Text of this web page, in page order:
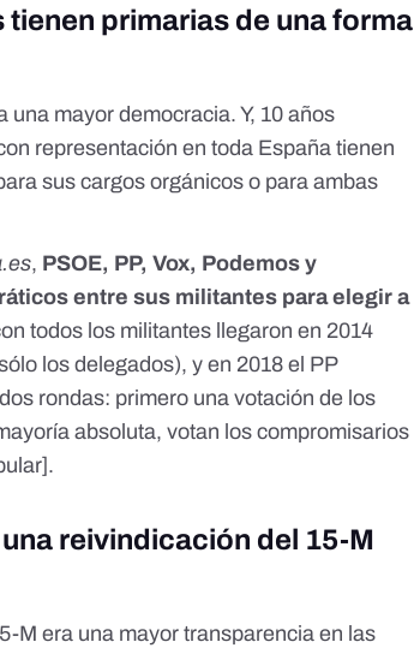
primarias de una forma
mayor democracia. Y, 10 años
representación en toda España tienen
sus cargos orgánicos o para ambas
, PSOE, PP, Vox, Podemos y
entre sus militantes para elegir a
todos los militantes llegaron en 2014
los delegados), y en 2018 el PP
rondas: primero una votación de los
absoluta, votan los compromisarios
].
reivindicación del 15-M
M era una mayor transparencia en las